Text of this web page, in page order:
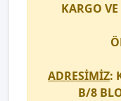
KARGO VE
ADRESİMİZ:
B/8